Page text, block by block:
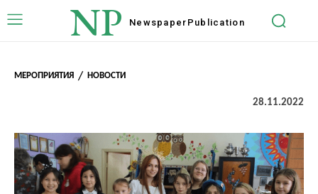
NP Newspaper Publication
МЕРОПРИЯТИЯ НОВОСТИ
28.11.2022